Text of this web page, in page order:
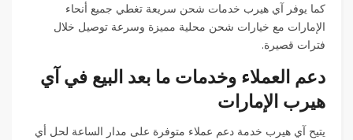
كما يوفر آي هيرب خدمات شحن سريعة تغطي جميع أنحاء
الإمارات مع خيارات شحن محلية مميزة وسرعة توصيل خلال
فترات قصيرة.
دعم العملاء وخدمات ما بعد البيع في آي
هيرب الإمارات
يتيح آي هيرب خدمة دعم عملاء متوفرة على مدار الساعة لحل أي